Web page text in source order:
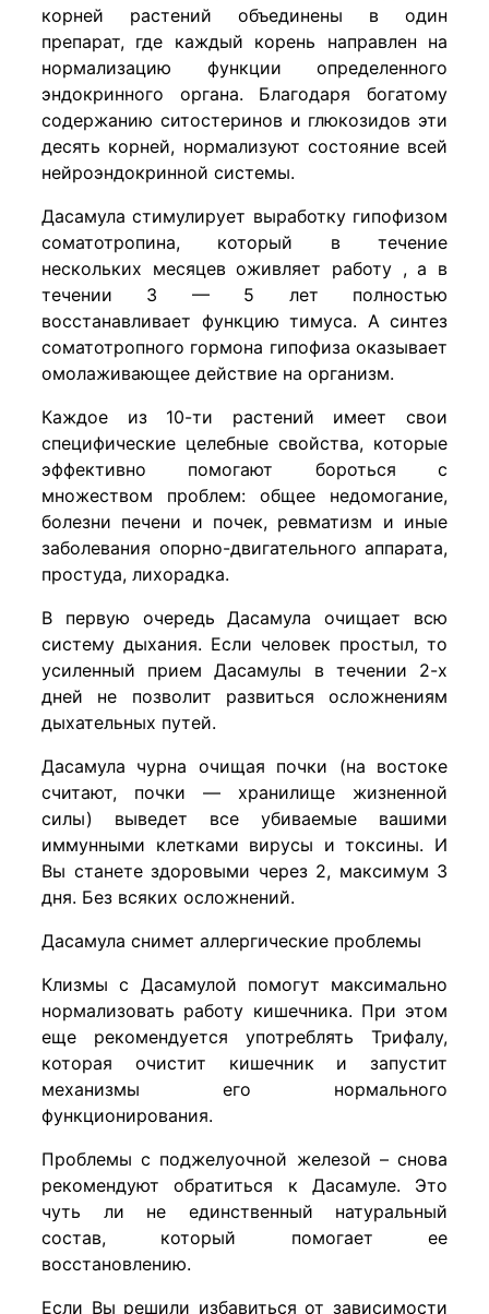
корней растений объединены в один
препарат, где каждый корень направлен на
нормализацию функции определенного
эндокринного органа. Благодаря богатому
содержанию ситостеринов и глюкозидов эти
десять корней, нормализуют состояние всей
нейроэндокринной системы.
Дасамула стимулирует выработку гипофизом
соматотропина, который в течение
нескольких месяцев оживляет работу , а в
течении 3 — 5 лет полностью
восстанавливает функцию тимуса. А синтез
соматотропного гормона гипофиза оказывает
омолаживающее действие на организм.
Каждое из 10-ти растений имеет свои
специфические целебные свойства, которые
эффективно помогают бороться с
множеством проблем: общее недомогание,
болезни печени и почек, ревматизм и иные
заболевания опорно-двигательного аппарата,
простуда, лихорадка.
В первую очередь Дасамула очищает всю
систему дыхания. Если человек простыл, то
усиленный прием Дасамулы в течении 2-х
дней не позволит развиться осложнениям
дыхательных путей.
Дасамула чурна очищая почки (на востоке
считают, почки — хранилище жизненной
силы) выведет все убиваемые вашими
иммунными клетками вирусы и токсины. И
Вы станете здоровыми через 2, максимум 3
дня. Без всяких осложнений.
Дасамула снимет аллергические проблемы
Клизмы с Дасамулой помогут максимально
нормализовать работу кишечника. При этом
еще рекомендуется употреблять Трифалу,
которая очистит кишечник и запустит
механизмы его нормального
функционирования.
Проблемы с поджелуочной железой – снова
рекомендуют обратиться к Дасамуле. Это
чуть ли не единственный натуральный
состав, который помогает ее
восстановлению.
Если Вы решили избавиться от зависимости